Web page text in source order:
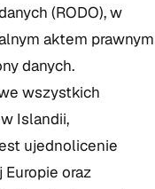
(RODO), w
aktem prawnym
danych.
wszystkich
Islandii,
ujednolicenie
Europie oraz